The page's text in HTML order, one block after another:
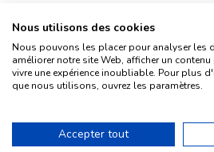
Impressum
Histoire
Contact
Nous utilisons des cookies
Nous pouvons les placer pour analyser les
améliorer notre site Web, afficher un
vivre une expérience inoubliable. Pour plus
que nous utilisons, ouvrez les paramètres.
Accepter tout